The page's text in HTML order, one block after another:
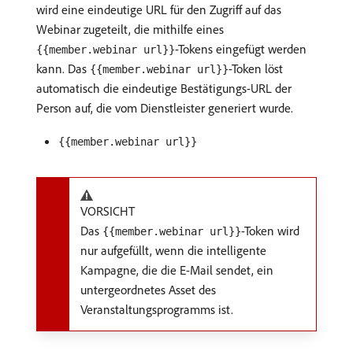
wird eine eindeutige URL für den Zugriff auf das
Webinar zugeteilt, die mithilfe eines
{{member.webinar url}}-Tokens eingefügt werden
kann. Das {{member.webinar url}}-Token löst
automatisch die eindeutige Bestätigungs-URL der
Person auf, die vom Dienstleister generiert wurde.
{{member.webinar url}}
VORSICHT
Das {{member.webinar url}}-Token wird
nur aufgefüllt, wenn die intelligente
Kampagne, die die E-Mail sendet, ein
untergeordnetes Asset des
Veranstaltungsprogramms ist.